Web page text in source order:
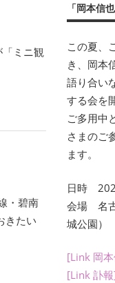
ミニ観
・碧南
きたい
「岡本信
この夏、
き、岡本
語り合い
する会を
ご多用中
さまのご
ます。
日時
会場 名
城公園）
[Link 岡
[Link 訃